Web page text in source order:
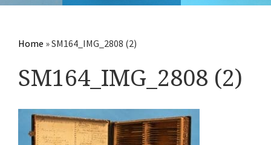
Microscopen
Elektrische meetapparatuur
Boeken
Divers
Home »SM164_IMG_2808 (2)
SM164_IMG_2808 (2)